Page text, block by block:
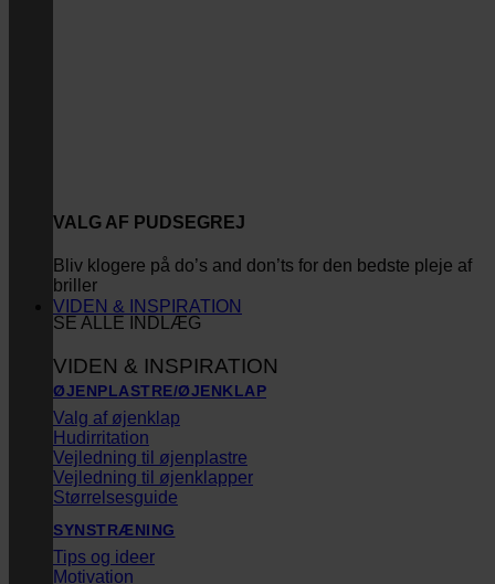
VALG AF PUDSEGREJ
Bliv klogere på do’s and don’ts for den bedste pleje af
briller
SE ALLE INDLÆG
VIDEN & INSPIRATION
VIDEN & INSPIRATION
ØJENPLASTRE/ØJENKLAP
Valg af øjenklap
Hudirritation
Vejledning til øjenplastre
Vejledning til øjenklapper
Størrelsesguide
SYNSTRÆNING
Tips og ideer
Motivation